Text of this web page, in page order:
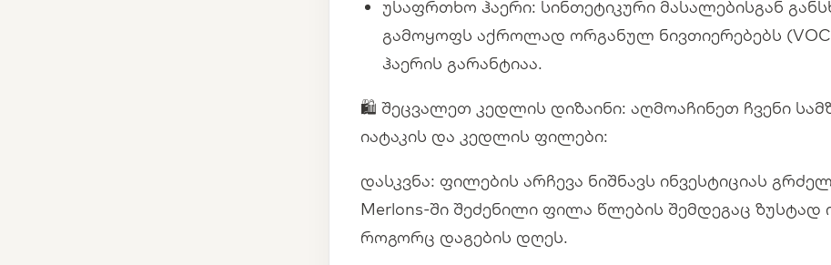
უსაფრთხო ჰაერი: სინთეტიკური მასალებისგან
გამოყოფს აქროლად ორგანულ ნივთიერებებს
ჰაერის გარანტიაა.
🛍️ შეცვალეთ კედლის დიზაინი: აღმოაჩინეთ ჩვენი
იატაკის და კედლის ფილები:
დასკვნა: ფილების არჩევა ნიშნავს ინვესტიციას
Merlons-ში შეძენილი ფილა წლების შემდეგაც ზუსტად
როგორც დაგების დღეს.